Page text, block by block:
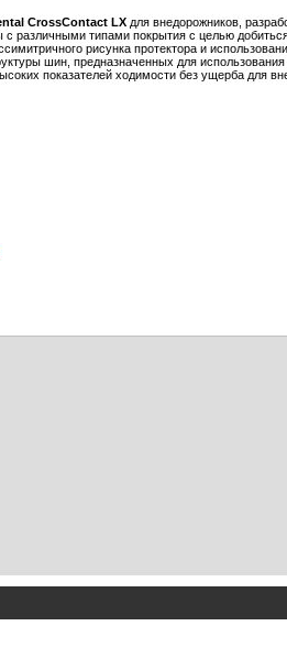
CrossContact LXдля внедорожников,
различными типами покрытия с целью
рисунка протектора и
шин, предназначенных для
показателей ходимости без ущерба для